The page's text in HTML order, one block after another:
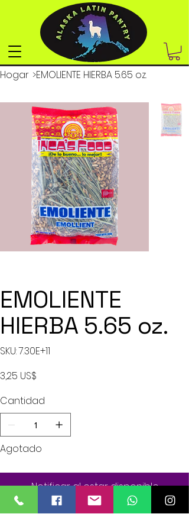
Hogar >EMOLIENTE HIERBA 5.65 oz.
EMOLIENTE
HIERBA 5.65 oz.
SKU: SKU
7.30E+11
7.30E+11
Precio
3,25 US$
Cantidad
Agotado
Notificar al estar disponible